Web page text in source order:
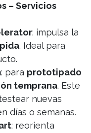
– Servicios
: impulsa la
. Ideal para
: para prototipado
temprana. Este
nuevas
días o semanas.
: reorienta